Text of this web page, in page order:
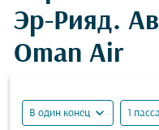
Эр-Рияд.
Oman Air
В один конец expand_more 1